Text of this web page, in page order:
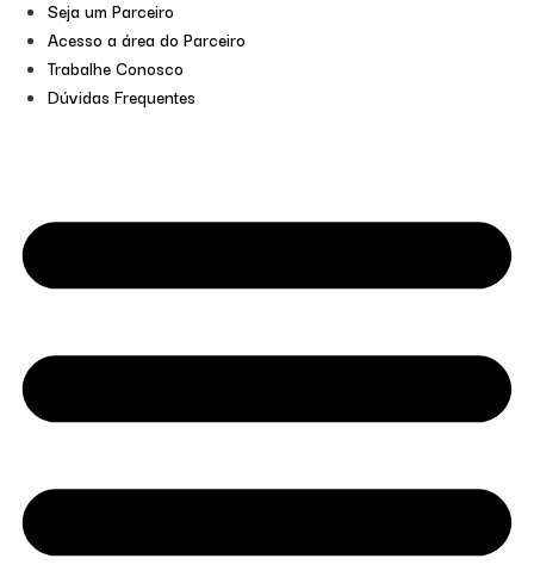
Seja um Parceiro
Acesso a área do Parceiro
Trabalhe Conosco
Dúvidas Frequentes